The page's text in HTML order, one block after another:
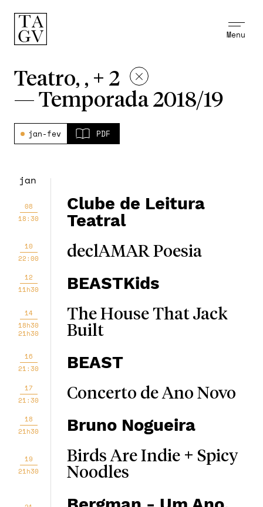
Menu
Teatro, , + 2
— Temporada 2018/19
jan-fev PDF
jan
08
18:30
Clube de Leitura
Teatral
10
22:00
declAMAR Poesia
12
11h30
BEASTKids
14
18h30
21h30
The House That Jack
Built
16
21:30
BEAST
17
21:30
Concerto de Ano Novo
18
21h30
Bruno Nogueira
19
21h30
Birds Are Indie + Spicy
Noodles